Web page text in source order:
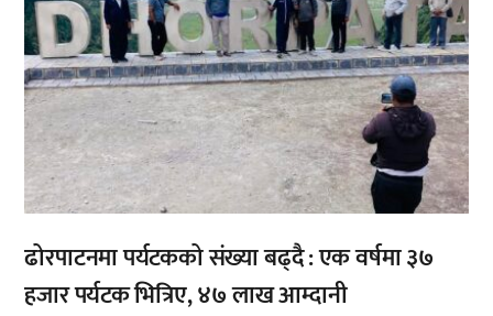
ढोरपाटनमा पर्यटकको संख्या बढ्दै : एक वर्षमा ३७
हजार पर्यटक भित्रिए, ४७ लाख आम्दानी